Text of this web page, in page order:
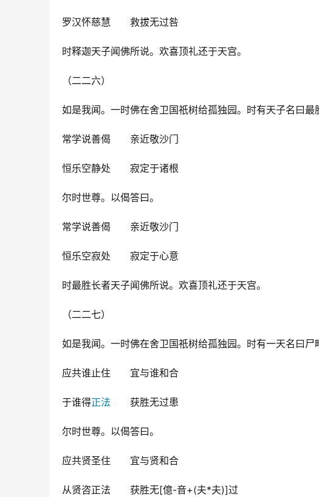
罗汉怀慈慧　　救拔无过咎
时释迦天子闻佛所说。欢喜顶礼还于天宫。
（二二六）
如是我闻。一时佛在舍卫国祇树给孤独园。时有天子名曰
常学说善偈　　亲近敬沙门
恒乐空静处　　寂定于诸根
尔时世尊。以偈答曰。
常学说善偈　　亲近敬沙门
恒乐空寂处　　寂定于心意
时最胜长者天子闻佛所说。欢喜顶礼还于天宫。
（二二七）
如是我闻。一时佛在舍卫国祇树给孤独园。时有一天名曰
应共谁止住　　宜与谁和合
于谁得正法 获胜无过患
尔时世尊。以偈答曰。
应共贤圣住　　宜与贤和合
从贤咨正法　　获胜无[億-音+(夫*夫)]过